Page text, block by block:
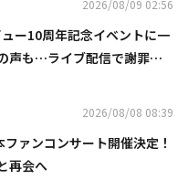
2026/08/09 02:56
ー10周年記念イベントに一
声も…ライブ配信で謝罪
2026/08/08 08:39
ァンコンサート開催決定！
再会へ